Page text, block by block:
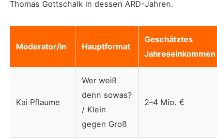
Thomas Gottschalk in dessen ARD-Jahren.
Moderator/in Hauptformat
Geschätztes
Jahreseinkommen
Kai Pflaume
Wer weiß
denn sowas?
/ Klein
gegen Groß
2–4 Mio. €